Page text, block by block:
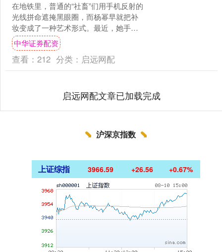
在地铁里，普通的“社畜”们用手机反射的
光线拼命遮掩黑眼圈，而杨幂早就把补
妆变成了一种艺术形式。最近，她手持
雅诗兰黛粉饼的生图火爆热搜，瞬间炸
裂了网络。在那组照片....
中华证券配资
查看： 212 分类： 启远网配
启远网配文章已加载完成
沪深京指数
上证综指 3966.59 +26.56 +0.67%